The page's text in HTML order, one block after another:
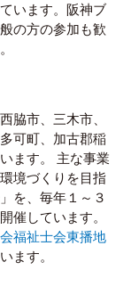
います。阪神ブ
の方の参加も歓
脇市、三木市、
可町、加古郡稲
ます。 主な事業
境づくりを目指
を、毎年１～３
催しています。
福祉士会東播地
ます。